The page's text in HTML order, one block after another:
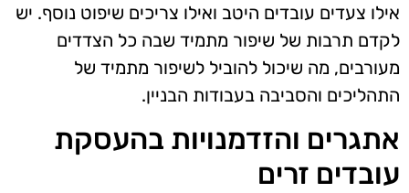
אילו צעדים עובדים היטב ואילו צריכים שיפוט נוסף. יש
לקדם תרבות של שיפור מתמיד שבה כל הצדדים
מעורבים, מה שיכול להוביל לשיפור מתמיד של
התהליכים והסביבה בעבודות הבניין.
אתגרים והזדמנויות בהעסקת
עובדים זרים